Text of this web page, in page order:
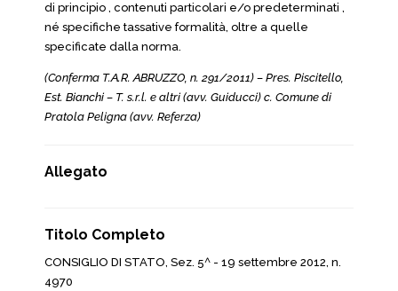
di principio , contenuti particolari e/o predeterminati ,
né specifiche tassative formalità, oltre a quelle
specificate dalla norma.
(Conferma T.A.R. ABRUZZO, n. 291/2011) – Pres. Piscitello,
Est. Bianchi – T. s.r.l. e altri (avv. Guiducci) c. Comune di
Pratola Peligna (avv. Referza)
Allegato
Titolo Completo
CONSIGLIO DI STATO, Sez. 5^ - 19 settembre 2012, n.
4970